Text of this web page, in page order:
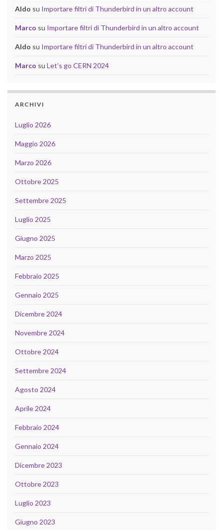
Aldo su Importare filtri di Thunderbird in un altro account
Marco su Importare filtri di Thunderbird in un altro account
Aldo su Importare filtri di Thunderbird in un altro account
Marco su Let’s go CERN 2024
ARCHIVI
Luglio 2026
Maggio 2026
Marzo 2026
Ottobre 2025
Settembre 2025
Luglio 2025
Giugno 2025
Marzo 2025
Febbraio 2025
Gennaio 2025
Dicembre 2024
Novembre 2024
Ottobre 2024
Settembre 2024
Agosto 2024
Aprile 2024
Febbraio 2024
Gennaio 2024
Dicembre 2023
Ottobre 2023
Luglio 2023
Giugno 2023